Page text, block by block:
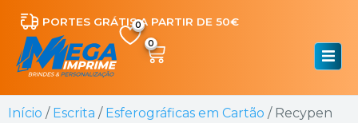
PORTES GRÁTIS A PARTIR DE 50€
0
Início / Escrita / Esferográficas em Cartão / Recypen